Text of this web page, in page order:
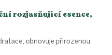
rozjasňujicí esence,
obnovuje přirozenou